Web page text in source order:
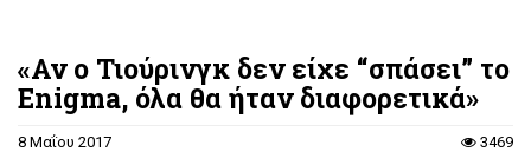
«Αν ο Τιούρινγκ δεν είχε “σπάσει” το
Enigma, όλα θα ήταν διαφορετικά»
8 Μαΐου 2017 3469